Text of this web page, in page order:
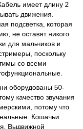
имеет длину 2
движения.
подсветка, которая
не оставят никого
для мальчиков и
поскольку
со всеми
оборудованы 50-
качество звучания
потому что
Кошачьи
Выдвижной